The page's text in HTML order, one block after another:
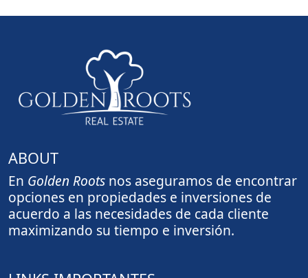
ABOUT
En Golden Roots nos aseguramos de encontrar
opciones en propiedades e inversiones de
acuerdo a las necesidades de cada cliente
maximizando su tiempo e inversión.